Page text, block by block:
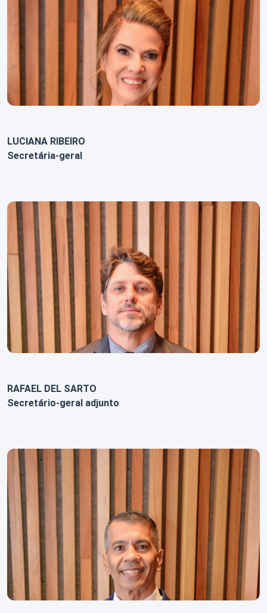
LUCIANA RIBEIRO
Secretária-geral
RAFAEL DEL SARTO
Secretário-geral adjunto